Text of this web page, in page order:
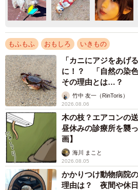
もふもふ おもしろ いきもの
「カニにアジをあげ
に！？ 「自然の染
その理由とは…？
竹中 友一（RinToris）
2026.08.06
木の枝？エアコンの
昼休みの診療所を襲
画】
海川 まこと
2026.08.05
かかりつけ動物病院
理由は？ 夜間や休